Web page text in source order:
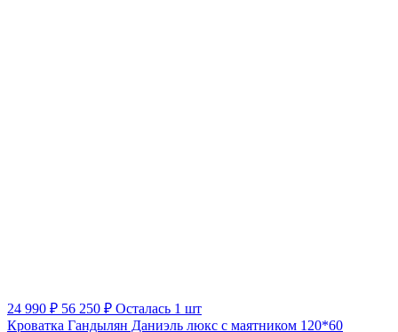
24 990 ₽ 56 250 ₽ Осталась 1 шт
Кроватка Гандылян Даниэль люкс с маятником 120*60